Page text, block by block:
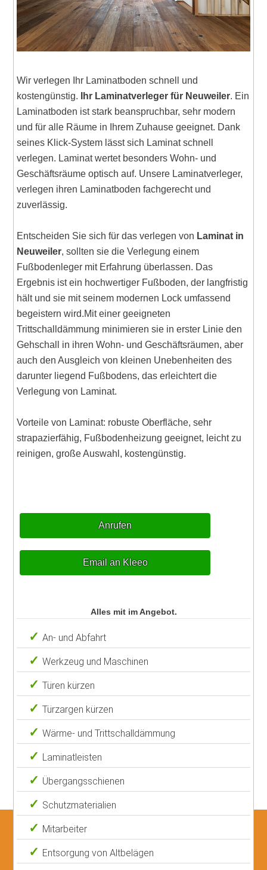
Wir verlegen Ihr Laminatboden schnell und
kostengünstig.
Ihr Laminatverleger für Neuweiler. Ein
Laminatboden ist stark beanspruchbar, sehr modern
und für alle Räume in Ihrem Zuhause geeignet. Dank
seines Klick-System lässt sich Laminat schnell
verlegen. Laminat wertet besonders Wohn- und
Geschäftsräume optisch auf. Unsere Laminatverleger,
verlegen ihren Laminatboden fachgerecht und
zuverlässig.
Entscheiden Sie sich für das verlegen von Laminat in
Neuweiler, sollten sie die Verlegung einem
Fußbodenleger mit Erfahrung überlassen. Das
Ergebnis ist ein hochwertiger Fußboden, der langfristig
hält und sie mit seinem modernen Lock umfassend
begeistern wird.Mit einer geeigneten
Trittschalldämmung minimieren sie in erster Linie den
Gehschall in ihren Wohn- und Geschäftsräumen, aber
auch den Ausgleich von kleinen Unebenheiten des
darunter liegend Fußbodens, das erleichtert die
Verlegung von Laminat.
Vorteile von Laminat: robuste Oberfläche, sehr
strapazierfähig, Fußbodenheizung geeignet, leicht zu
reinigen, große Auswahl, kostengünstig.
Anrufen
Email an Kleeo
Alles mit im Angebot.
An- und Abfahrt
Werkzeug und Maschinen
Türen kürzen
Türzargen kürzen
Wärme- und Trittschalldämmung
Laminatleisten
Übergangsschienen
Schutzmaterialien
Mitarbeiter
Entsorgung von Altbelägen